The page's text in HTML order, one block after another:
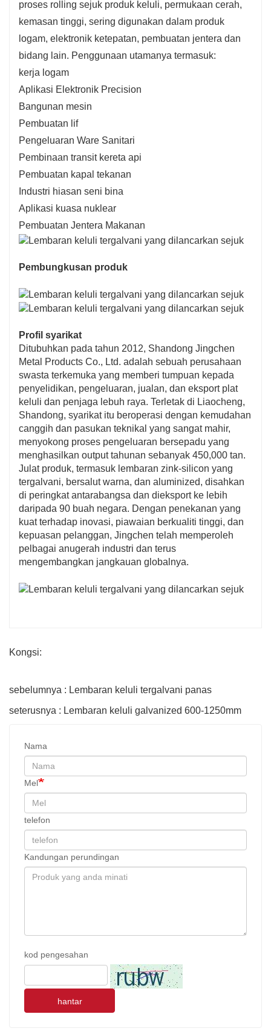
proses rolling sejuk produk keluli, permukaan cerah,
kemasan tinggi, sering digunakan dalam produk
logam, elektronik ketepatan, pembuatan jentera dan
bidang lain. Penggunaan utamanya termasuk:
kerja logam
Aplikasi Elektronik Precision
Bangunan mesin
Pembuatan lif
Pengeluaran Ware Sanitari
Pembinaan transit kereta api
Pembuatan kapal tekanan
Industri hiasan seni bina
Aplikasi kuasa nuklear
Pembuatan Jentera Makanan
Pembungkusan produk
Profil syarikat
Ditubuhkan pada tahun 2012, Shandong Jingchen
Metal Products Co., Ltd. adalah sebuah perusahaan
swasta terkemuka yang memberi tumpuan kepada
penyelidikan, pengeluaran, jualan, dan eksport plat
keluli dan penjaga lebuh raya. Terletak di Liaocheng,
Shandong, syarikat itu beroperasi dengan kemudahan
canggih dan pasukan teknikal yang sangat mahir,
menyokong proses pengeluaran bersepadu yang
menghasilkan output tahunan sebanyak 450,000 tan.
Julat produk, termasuk lembaran zink-silicon yang
tergalvani, bersalut warna, dan aluminized, disahkan
di peringkat antarabangsa dan dieksport ke lebih
daripada 90 buah negara. Dengan penekanan yang
kuat terhadap inovasi, piawaian berkualiti tinggi, dan
kepuasan pelanggan, Jingchen telah memperoleh
pelbagai anugerah industri dan terus
mengembangkan jangkauan globalnya.
Kongsi:
sebelumnya : Lembaran keluli tergalvani panas
seterusnya : Lembaran keluli galvanized 600-1250mm
Nama
Mel
telefon
Kandungan perundingan
kod pengesahan
hantar